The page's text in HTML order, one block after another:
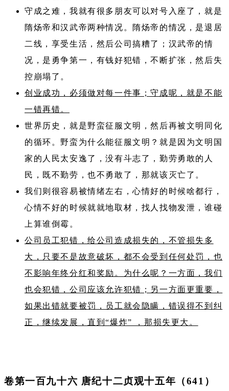
守成之难，我就有很多朋友可以对号入座了，就是
隋炀帝和汉武帝两种情况。隋炀帝的情况，是退居
二线，享受生活，然后公司搞糟了；汉武帝的情
况，是勇争第一，有钱好犯错，不断扩张，然后失
控崩塌了。
创业成功，必须做对每一件事；守成呢，就是不能
一错再错。
世界历史，就是野蛮征服文明，然后再被文明同化
的循环。野蛮为什么能征服文明？就是因为文明国
家的人民太安逸了，没有斗志了，勤劳勇敢的人
民，既不勤劳，也不勇敢了，那就该灭亡了。
我们则很容易被情绪左右，心情好的时候啥都行，
心情不好的时候就就地取材，找人找物发泄，谁碰
上算谁倒霉。
公司员工犯错，给公司造成损失的，不管损失多
大，只要不是故意破坏，都不会受到任何处罚，也
不影响年终分红和奖励。为什么呢？一方面，我们
也会犯错，公司应该允许犯错；另一方面更重要，
如果出错就要被罚，员工就会隐瞒，错误得不到纠
正，继续发展，直到“爆炸” ，那损失更大。
卷第一百九十六 唐纪十二贞观十五年（641）